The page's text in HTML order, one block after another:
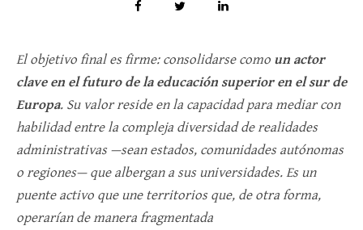
El objetivo final es firme: consolidarse como un actor
clave en el futuro de la educación superior en el sur de
Europa. Su valor reside en la capacidad para mediar con
habilidad entre la compleja diversidad de realidades
administrativas —sean estados, comunidades autónomas
o regiones— que albergan a sus universidades. Es un
puente activo que une territorios que, de otra forma,
operarían de manera fragmentada